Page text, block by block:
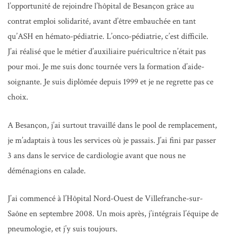
l’opportunité de rejoindre l’hôpital de Besançon grâce au
contrat emploi solidarité, avant d’être embauchée en tant
qu’ASH en hémato-pédiatrie. L’onco-pédiatrie, c’est difficile.
J’ai réalisé que le métier d’auxiliaire puéricultrice n’était pas
pour moi. Je me suis donc tournée vers la formation d’aide-
soignante. Je suis diplômée depuis 1999 et je ne regrette pas ce
choix.
A Besançon, j’ai surtout travaillé dans le pool de remplacement,
je m’adaptais à tous les services où je passais. J’ai fini par passer
3 ans dans le service de cardiologie avant que nous ne
déménagions en calade.
J’ai commencé à l’Hôpital Nord-Ouest de Villefranche-sur-
Saône en septembre 2008. Un mois après, j’intégrais l’équipe de
pneumologie, et j’y suis toujours.